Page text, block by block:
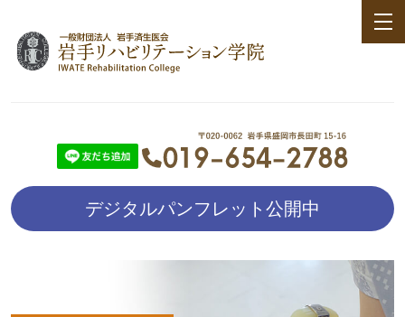
デジタルパンフレット公開中